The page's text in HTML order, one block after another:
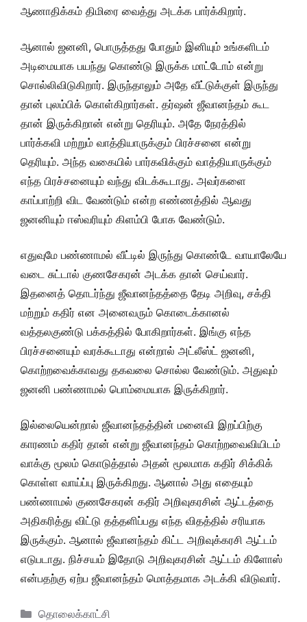
ஆணாதிக்கம் திமிரை வைத்து அடக்க பார்க்கிறார்.
ஆனால் ஜனனி, பொருத்தது போதும் இனியும் உங்களிடம்
அடிமையாக பயந்து கொண்டு இருக்க மாட்டோம் என்று
சொல்லிவிடுகிறார். இருந்தாலும் அதே வீட்டுக்குள் இருந்து
தான் புலம்பிக் கொள்கிறார்கள். தர்ஷன் ஜீவானந்தம் கூட
தான் இருக்கிறான் என்று தெரியும். அதே நேரத்தில்
பார்க்கவி மற்றும் வாத்தியாருக்கும் பிரச்சனை என்று
தெரியும். அந்த வகையில் பார்கவிக்கும் வாத்தியாருக்கும்
எந்த பிரச்சனையும் வந்து விடக்கூடாது. அவர்களை
காப்பாற்றி விட வேண்டும் என்ற எண்ணத்தில் ஆவது
ஜனனியும் ஈஸ்வரியும் கிளம்பி போக வேண்டும்.
எதுவுமே பண்ணாமல் வீட்டில் இருந்து கொண்டே வாயாலேயே
வடை சுட்டால் குணசேகரன் அடக்க தான் செய்வார்.
இதனைத் தொடர்ந்து ஜீவானந்தத்தை தேடி அறிவு, சக்தி
மற்றும் கதிர் என அனைவரும் கொடைக்கானல்
வத்தலகுண்டு பக்கத்தில் போகிறார்கள். இங்கு எந்த
பிரச்சனையும் வரக்கூடாது என்றால் அட்லீஸ்ட் ஜனனி,
கொற்றவைக்காவது தகவலை சொல்ல வேண்டும். அதுவும்
ஜனனி பண்ணாமல் பொம்மையாக இருக்கிறார்.
இல்லையென்றால் ஜீவானந்தத்தின் மனைவி இறப்பிற்கு
காரணம் கதிர் தான் என்று ஜீவானந்தம் கொற்றவைவியிடம்
வாக்கு மூலம் கொடுத்தால் அதன் மூலமாக கதிர் சிக்கிக்
கொள்ள வாய்ப்பு இருக்கிறது. ஆனால் அது எதையும்
பண்ணாமல் குணசேகரன் கதிர் அறிவுகரசின் ஆட்டத்தை
அதிகரித்து விட்டு தத்தளிப்பது எந்த விதத்தில் சரியாக
இருக்கும். ஆனால் ஜீவானந்தம் கிட்ட அறிவுக்கரசி ஆட்டம்
எடுபடாது. நிச்சயம் இதோடு அறிவுகரசின் ஆட்டம் கிளோஸ்
என்பதற்கு ஏற்ப ஜீவானந்தம் மொத்தமாக அடக்கி விடுவார்.
Categories
தொலைக்காட்சி